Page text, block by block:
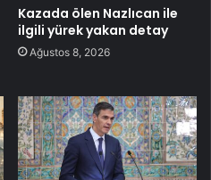
Kazada ölen Nazlıcan ile
ilgili yürek yakan detay
Ağustos 8, 2026